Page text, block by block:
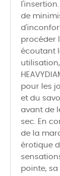
de
procéder
écoutant
pour les
et du
avant de
sec. En
de la
érotique
pointe,